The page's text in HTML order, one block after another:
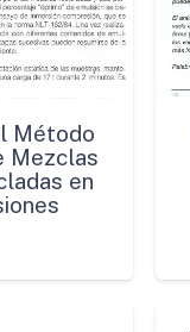
Método
Mezclas
en